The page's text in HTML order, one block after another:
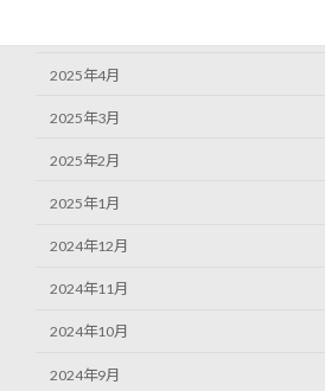
2025年4月
2025年3月
2025年2月
2025年1月
2024年12月
2024年11月
2024年10月
2024年9月